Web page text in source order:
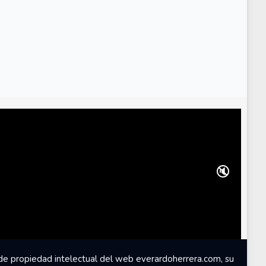
🔇
propiedad intelectual del web everardoherrera.com, su